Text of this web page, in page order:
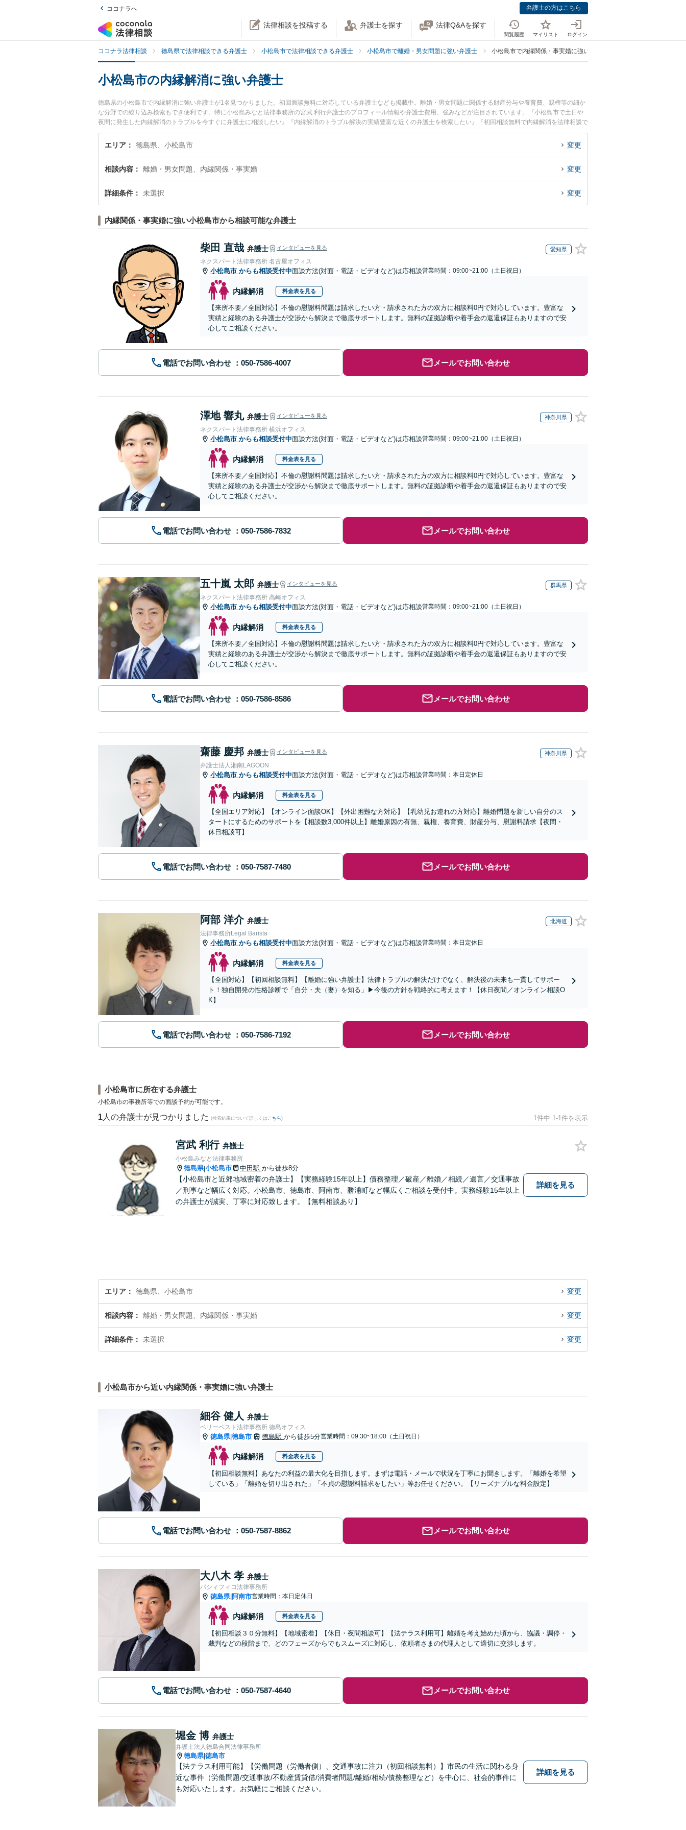
ココナラへ 弁護士の方はこちら
法律相談を投稿する 弁護士を探す 法律Q&Aを探す
閲覧履歴 マイリスト ログイン
ココナラ法律相談 徳島県で法律相談できる弁護士 小松島市で法律相談できる弁護士 小松島市で離婚・男女問題に強い弁護士 小松島市で内縁関係・事実婚に強い弁護士
小松島市の内縁解消に強い弁護士
徳島県の小松島市で内縁解消に強い弁護士が1名見つかりました。初回面談無料に対応している弁護士なども掲載中。離婚・男女問題に関係する財産分与や養育費、親権等の細か
な分野での絞り込み検索もでき便利です。特に小松島みなと法律事務所の宮武 利行弁護士のプロフィール情報や弁護士費用、強みなどが注目されています。『小松島市で土日や
夜間に発生した内縁解消のトラブルを今すぐに弁護士に相談したい』『内縁解消のトラブル解決の実績豊富な近くの弁護士を検索したい』『初回相談無料で内縁解消を法律相談で
きる小松島市内の弁護士に相談予約したい』などでお困りの相談者さんにおすすめです。
エリア 徳島県、小松島市 変更
相談内容 離婚・男女問題、内縁関係・事実婚 変更
詳細条件 未選択 変更
内縁関係・事実婚に強い小松島市から相談可能な弁護士
柴田 直哉 弁護士 インタビューを見る 愛知県
ネクスパート法律事務所 名古屋オフィス
小松島市 からも相談受付中面談方法(対面・電話・ビデオなど)は応相談営業時間：09:00~21:00（土日祝日）
内縁解消 料金表を見る
【来所不要／全国対応】不倫の慰謝料問題は請求したい方・請求された方の双方に相談料0円で対応しています。豊富な
実績と経験のある弁護士が交渉から解決まで徹底サポートします。無料の証拠診断や着手金の返還保証もありますので安
心してご相談ください。
電話でお問い合わせ メールでお問い合わせ
澤地 響丸 弁護士 インタビューを見る 神奈川県
ネクスパート法律事務所 横浜オフィス
小松島市 からも相談受付中面談方法(対面・電話・ビデオなど)は応相談営業時間：09:00~21:00（土日祝日）
内縁解消 料金表を見る
【来所不要／全国対応】不倫の慰謝料問題は請求したい方・請求された方の双方に相談料0円で対応しています。豊富な
実績と経験のある弁護士が交渉から解決まで徹底サポートします。無料の証拠診断や着手金の返還保証もありますので安
心してご相談ください。
電話でお問い合わせ メールでお問い合わせ
五十嵐 太郎 弁護士 インタビューを見る 群馬県
ネクスパート法律事務所 高崎オフィス
小松島市 からも相談受付中面談方法(対面・電話・ビデオなど)は応相談営業時間：09:00~21:00（土日祝日）
内縁解消 料金表を見る
【来所不要／全国対応】不倫の慰謝料問題は請求したい方・請求された方の双方に相談料0円で対応しています。豊富な
実績と経験のある弁護士が交渉から解決まで徹底サポートします。無料の証拠診断や着手金の返還保証もありますので安
心してご相談ください。
電話でお問い合わせ メールでお問い合わせ
齋藤 慶邦 弁護士 インタビューを見る 神奈川県
弁護士法人湘南LAGOON
小松島市 からも相談受付中面談方法(対面・電話・ビデオなど)は応相談営業時間：本日定休日
内縁解消 料金表を見る
【全国エリア対応】【オンライン面談OK】【外出困難な方対応】【乳幼児お連れの方対応】離婚問題を新しい自分のス
タートにするためのサポートを【相談数3,000件以上】離婚原因の有無、親権、養育費、財産分与、慰謝料請求【夜間・
休日相談可】
電話でお問い合わせ メールでお問い合わせ
阿部 洋介 弁護士 北海道
法律事務所Legal Barista
小松島市 からも相談受付中面談方法(対面・電話・ビデオなど)は応相談営業時間：本日定休日
内縁解消 料金表を見る
【全国対応】【初回相談無料】【離婚に強い弁護士】法律トラブルの解決だけでなく、解決後の未来も一貫してサポー
ト！独自開発の性格診断で「自分・夫（妻）を知る」▶︎今後の方針を戦略的に考えます！【休日夜間／オンライン相談O
K】
電話でお問い合わせ メールでお問い合わせ
小松島市に所在する弁護士
小松島市の事務所等での面談予約が可能です。
1 人の弁護士が見つかりました (検索結果について詳しくは こちら) 1件中 1-1件を表示
宮武 利行 弁護士
小松島みなと法律事務所
徳島県|小松島市 中田駅 から徒歩8分
【小松島市と近郊地域密着の弁護士】【実務経験15年以上】債務整理／破産／離婚／相続／遺言／交通事故
／刑事など幅広く対応。小松島市、徳島市、阿南市、勝浦町など幅広くご相談を受付中。実務経験15年以上
の弁護士が誠実、丁寧に対応致します。【無料相談あり】
詳細を見る
エリア 徳島県、小松島市 変更
相談内容 離婚・男女問題、内縁関係・事実婚 変更
詳細条件 未選択 変更
小松島市から近い内縁関係・事実婚に強い弁護士
細谷 健人 弁護士
ベリーベスト法律事務所 徳島オフィス
徳島県|徳島市 徳島駅 から徒歩5分営業時間：09:30~18:00（土日祝日）
内縁解消 料金表を見る
【初回相談無料】あなたの利益の最大化を目指します。まずは電話・メールで状況を丁寧にお聞きします。「離婚を希望
している」「離婚を切り出された」「不貞の慰謝料請求をしたい」等お任せください。【リーズナブルな料金設定】
電話でお問い合わせ メールでお問い合わせ
大八木 孝 弁護士
パシィフィコ法律事務所
徳島県|阿南市営業時間：本日定休日
内縁解消 料金表を見る
【初回相談３０分無料】【地域密着】【休日・夜間相談可】【法テラス利用可】離婚を考え始めた頃から、協議・調停・
裁判などの段階まで、どのフェーズからでもスムーズに対応し、依頼者さまの代理人として適切に交渉します。
電話でお問い合わせ メールでお問い合わせ
堀金 博 弁護士
弁護士法人徳島合同法律事務所
徳島県|徳島市
【法テラス利用可能】【労働問題（労働者側）、交通事故に注力（初回相談無料）】市民の生活に関わる身
近な事件（労働問題/交通事故/不動産賃貸借/消費者問題/離婚/相続/債務整理など）を中心に、社会的事件に
も対応いたします。お気軽にご相談ください。
詳細を見る